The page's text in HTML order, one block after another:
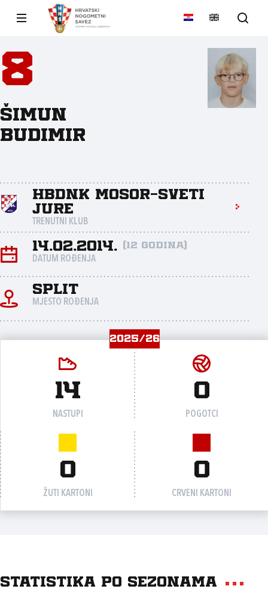
8
Šimun
Budimir
HBDNK Mosor-Sveti
Jure
TRENUTNI KLUB
14.02.2014. (12 godina)
DATUM ROĐENJA
Split
MJESTO ROĐENJA
2025/26
14
NASTUPI
0
POGOTCI
0
ŽUTI KARTONI
0
CRVENI KARTONI
Statistika po sezonama